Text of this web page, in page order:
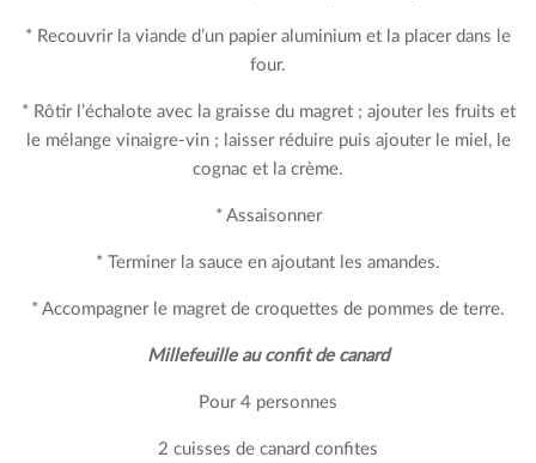
* Recouvrir la viande d’un papier aluminium et la placer dans le
four.
* Rôtir l’échalote avec la graisse du magret ; ajouter les fruits et
le mélange vinaigre-vin ; laisser réduire puis ajouter le miel, le
cognac et la crème.
* Assaisonner
* Terminer la sauce en ajoutant les amandes.
* Accompagner le magret de croquettes de pommes de terre.
Millefeuille au confit de canard
Pour 4 personnes
2 cuisses de canard confites